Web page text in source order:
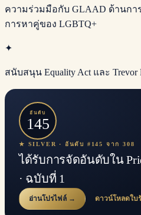
ความร่วมมือกับ GLAAD ด้านก
การหาคู่ของ LGBTQ+
✦
สนับสนุน Equality Act และ Trevor
อันดับ
145
★ SILVER · อันดับ #145 จาก 308
ได้รับการจัดอันดับใน
· ฉบับที่ 1
อ่านโปรไฟล์ → ดาวน์โหลดใบ